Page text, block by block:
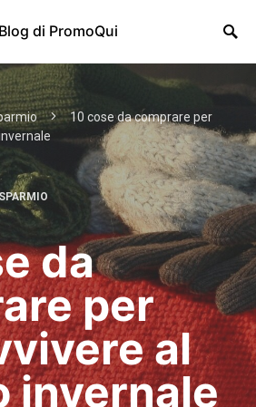
di PromoQui
10 cose da comprare per
da
per
al
invernale